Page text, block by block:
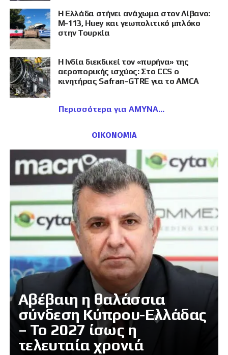
Η Ελλάδα στήνει ανάχωμα στον Λίβανο:
M-113, Huey και γεωπολιτικό μπλόκο
στην Τουρκία
Η Ινδία διεκδικεί τον «πυρήνα» της
αεροπορικής ισχύος: Στο CCS ο
κινητήρας Safran–GTRE για το AMCA
Περισσότερα για ΑΜΥΝΑ
ΟΙΚΟΝΟΜΙΑ
Αβέβαιη η θαλάσσια
σύνδεση Κύπρου-Ελλάδας
– Το 2027 ίσως η
τελευταία χρονιά